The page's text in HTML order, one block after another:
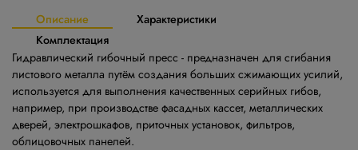
Описание
Характеристики
Комплектация
Гидравлический гибочный пресс - предназначен для сгибания
листового металла путём создания больших сжимающих усилий,
используется для выполнения качественных серийных гибов,
например, при производстве фасадных кассет, металлических
дверей, электрошкафов, приточных установок, фильтров,
облицовочных панелей.